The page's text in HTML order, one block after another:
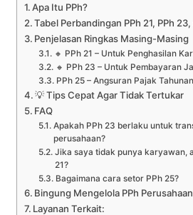
Apa Itu PPh?
Tabel Perbandingan PPh 21, PPh
Penjelasan Ringkas Masing-Masing
🔸 PPh 21 – Untuk Penghasilan
🔸 PPh 23 – Untuk Pembayaran
PPh 25 – Angsuran Pajak Tahunan
💡 Tips Cepat Agar Tidak Tertukar
FAQ
Apakah PPh 23 berlaku untuk
perusahaan?
Jika saya tidak punya karyawan,
21?
Bagaimana cara setor PPh 25?
Bingung Mengelola PPh
Layanan Terkait: